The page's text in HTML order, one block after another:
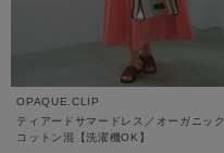
OPAQUE.CLIP
ティアードサマードレス／オーガニック
コットン混【洗濯機OK】